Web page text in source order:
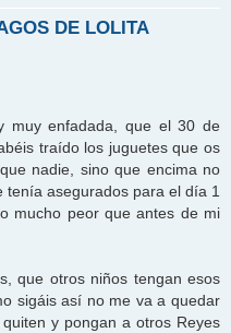
DE LOLITA
muy enfadada, que el 30 de
traído los juguetes que os
nadie, sino que encima no
asegurados para el día 1
mucho peor que antes de mi
que otros niños tengan esos
sigáis así no me va a quedar
y pongan a otros Reyes